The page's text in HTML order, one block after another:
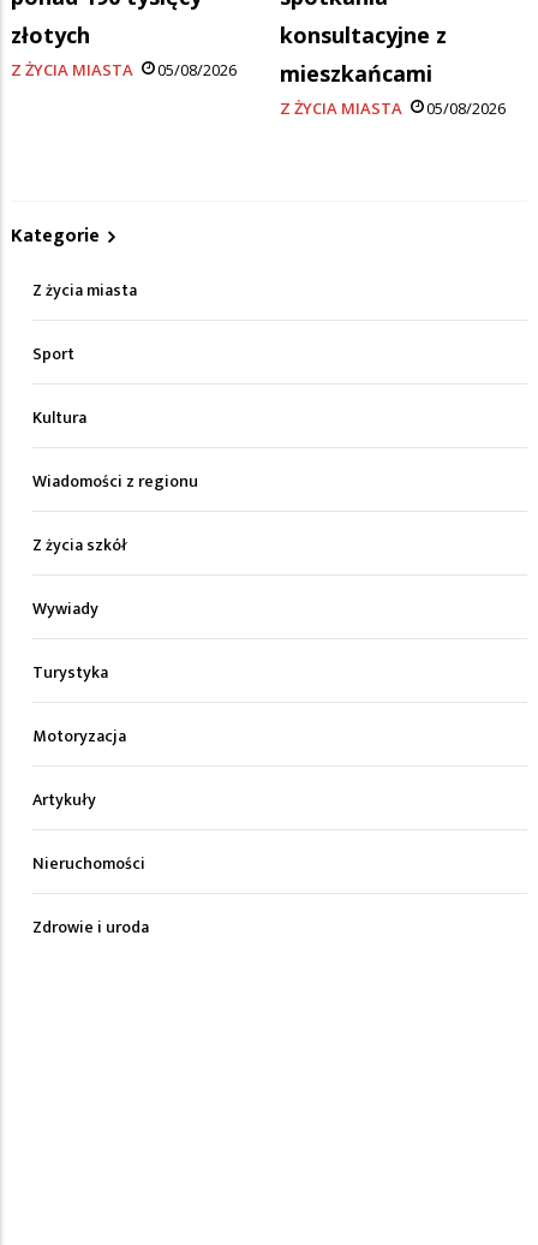
złotych
Z ŻYCIA MIASTA 05/08/2026
konsultacyjne z
mieszkańcami
Z ŻYCIA MIASTA 05/08/2026
Kategorie
Z życia miasta
Sport
Kultura
Wiadomości z regionu
Z życia szkół
Wywiady
Turystyka
Motoryzacja
Artykuły
Nieruchomości
Zdrowie i uroda